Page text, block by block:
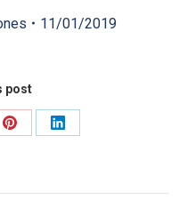
11/01/2019
post
Share
Share